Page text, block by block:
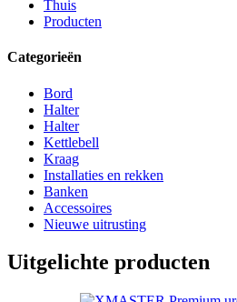
Thuis
Producten
Categorieën
Bord
Halter
Halter
Kettlebell
Kraag
Installaties en rekken
Banken
Accessoires
Nieuwe uitrusting
Uitgelichte producten